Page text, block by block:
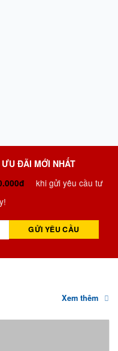
ĐÃI MỚI NHẤT
khi gửi yêu cầu tư
Xem thêm